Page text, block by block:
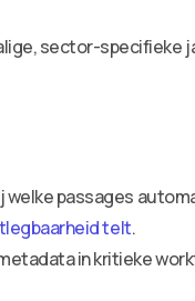
sector-specifieke
welke passages
telt.
in kritieke